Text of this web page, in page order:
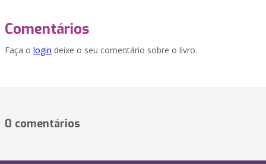
Comentários
Faça o login deixe o seu comentário sobre o livro.
0 comentários